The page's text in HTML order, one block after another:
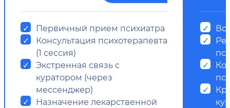
Первичный прием психиатра
Консультация психотерапевта
(1 сессия)
Экстренная связь с
куратором (через
мессенджер)
Назначение лекарственной